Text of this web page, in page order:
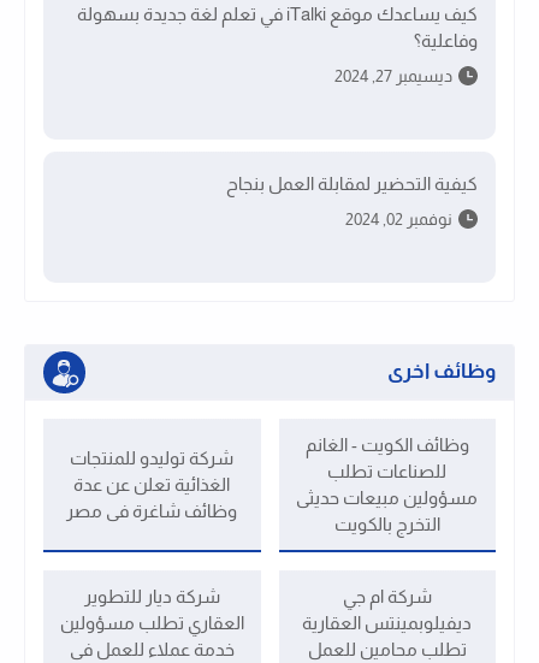
كيف يساعدك موقع iTalki في تعلم لغة جديدة بسهولة
وفاعلية؟
ديسيمبر 27, 2024
كيفية التحضير لمقابلة العمل بنجاح
نوفمبر 02, 2024
وظائف اخرى
وظائف الكويت - الغانم
للصناعات تطلب
مسؤولين مبيعات حديثى
التخرج بالكويت
شركة توليدو للمنتجات
الغذائية تعلن عن عدة
وظائف شاغرة فى مصر
شركة ام جي
ديفيلوبمينتس العقارية
تطلب محامين للعمل
شركة ديار للتطوير
العقاري تطلب مسؤولين
خدمة عملاء للعمل فى